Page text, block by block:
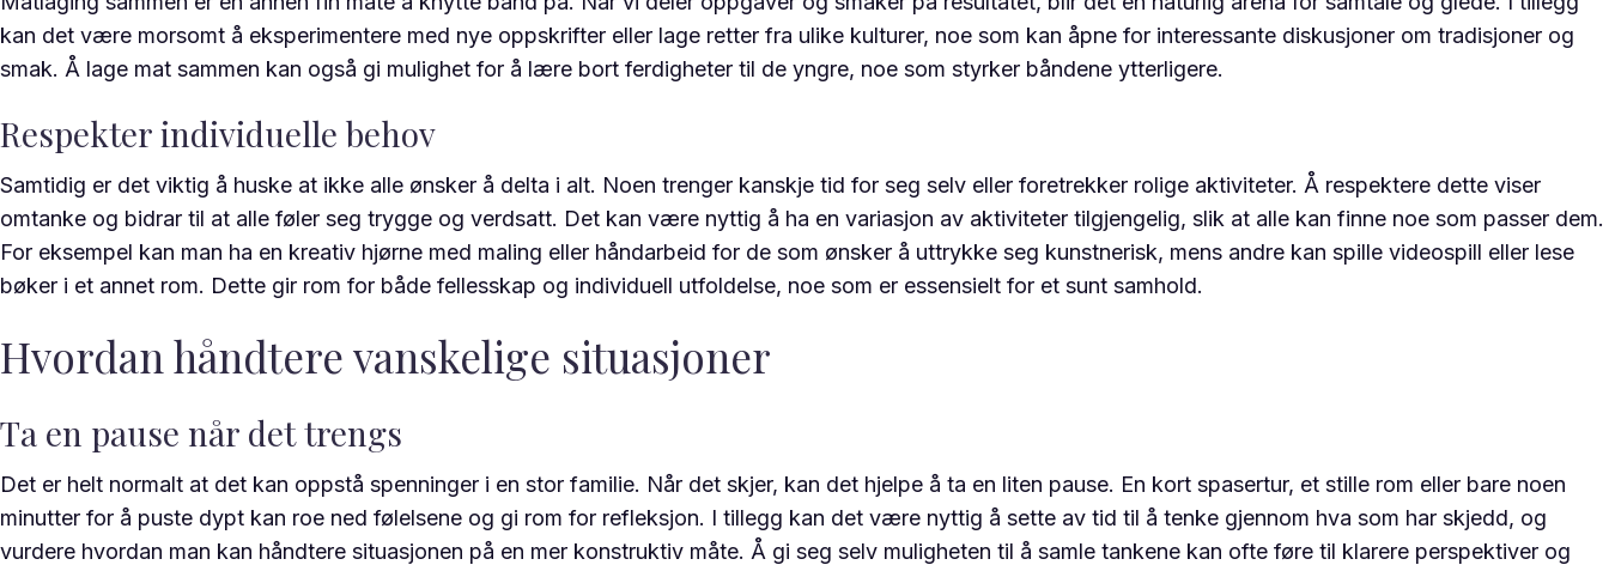
kan det være morsomt å eksperimentere med nye oppskrifter eller lage retter fra ulike kulturer, noe som kan åpne for interessante diskusjoner om tradisjoner og
smak. Å lage mat sammen kan også gi mulighet for å lære bort ferdigheter til de yngre, noe som styrker båndene ytterligere.
Respekter individuelle behov
Samtidig er det viktig å huske at ikke alle ønsker å delta i alt. Noen trenger kanskje tid for seg selv eller foretrekker rolige aktiviteter. Å respektere dette viser
omtanke og bidrar til at alle føler seg trygge og verdsatt. Det kan være nyttig å ha en variasjon av aktiviteter tilgjengelig, slik at alle kan finne noe som passer dem.
For eksempel kan man ha en kreativ hjørne med maling eller håndarbeid for de som ønsker å uttrykke seg kunstnerisk, mens andre kan spille videospill eller lese
bøker i et annet rom. Dette gir rom for både fellesskap og individuell utfoldelse, noe som er essensielt for et sunt samhold.
Hvordan håndtere vanskelige situasjoner
Ta en pause når det trengs
Det er helt normalt at det kan oppstå spenninger i en stor familie. Når det skjer, kan det hjelpe å ta en liten pause. En kort spasertur, et stille rom eller bare noen
minutter for å puste dypt kan roe ned følelsene og gi rom for refleksjon. I tillegg kan det være nyttig å sette av tid til å tenke gjennom hva som har skjedd, og
vurdere hvordan man kan håndtere situasjonen på en mer konstruktiv måte. Å gi seg selv muligheten til å samle tankene kan ofte føre til klarere perspektiver og